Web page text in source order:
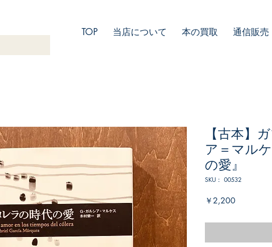
TOP 当店について 本の買取 通信販売
【古本】
ア＝マル
の愛』
SKU： 00532
￥2,200価